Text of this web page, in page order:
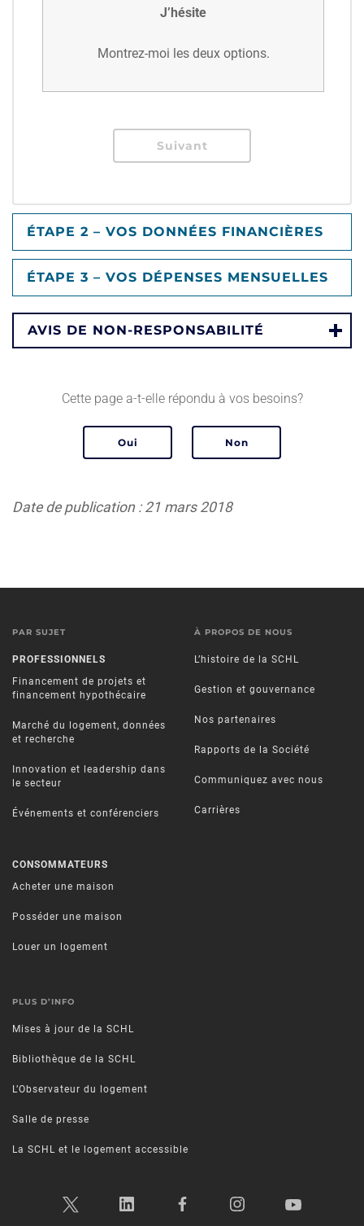
J’hésite
Montrez-moi les deux options.
ÉTAPE 2 – VOS DONNÉES FINANCIÈRES
ÉTAPE 3 – VOS DÉPENSES MENSUELLES
AVIS DE NON-RESPONSABILITÉ
Cette page a-t-elle répondu à vos besoins?
Date de publication : 21 mars 2018
PAR SUJET
PROFESSIONNELS
Financement de projets et
financement hypothécaire
Marché du logement, données
et recherche
Innovation et leadership dans
le secteur
Événements et conférenciers
CONSOMMATEURS
Acheter une maison
Posséder une maison
Louer un logement
À PROPOS DE NOUS
L’histoire de la SCHL
Gestion et gouvernance
Nos partenaires
Rapports de la Société
Communiquez avec nous
Carrières
PLUS D’INFO
Mises à jour de la SCHL
Bibliothèque de la SCHL
L’Observateur du logement
Salle de presse
La SCHL et le logement accessible